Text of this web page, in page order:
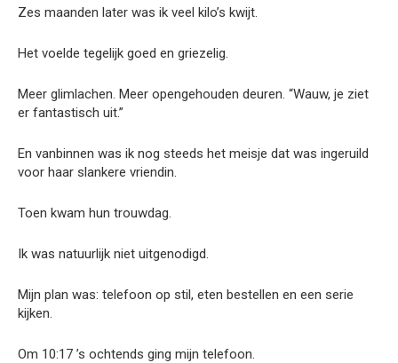
Zes maanden later was ik veel kilo’s kwijt.
Het voelde tegelijk goed en griezelig.
Meer glimlachen. Meer opengehouden deuren. “Wauw, je ziet
er fantastisch uit.”
En vanbinnen was ik nog steeds het meisje dat was ingeruild
voor haar slankere vriendin.
Toen kwam hun trouwdag.
Ik was natuurlijk niet uitgenodigd.
Mijn plan was: telefoon op stil, eten bestellen en een serie
kijken.
Om 10:17 ’s ochtends ging mijn telefoon.